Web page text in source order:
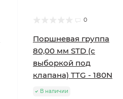
0
Поршневая группа
80,00 мм STD (с
выборкой под
клапана) TTG - 180N
В наличии